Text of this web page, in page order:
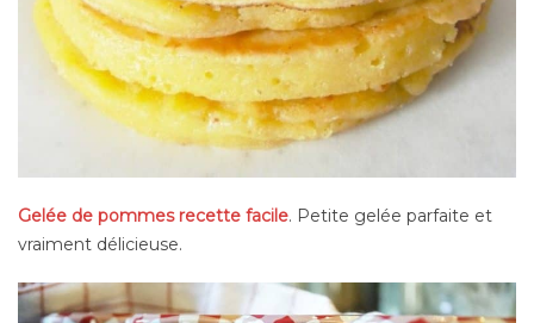
Gelée de pommes recette facile. Petite gelée parfaite et
vraiment délicieuse.